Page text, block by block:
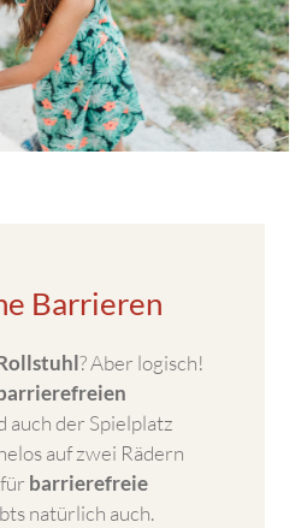
Barrieren
? Aber logisch!
auch der Spielplatz
auf zwei Rädern
barrierefreie
natürlich auch.